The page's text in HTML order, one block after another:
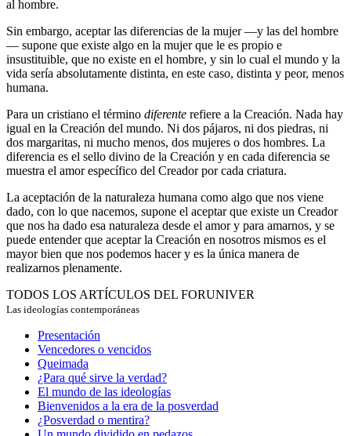
al hombre.
Sin embargo, aceptar las diferencias de la mujer —y las del hombre
— supone que existe algo en la mujer que le es propio e
insustituible, que no existe en el hombre, y sin lo cual el mundo y la
vida sería absolutamente distinta, en este caso, distinta y peor, menos
humana.
Para un cristiano el término diferente refiere a la Creación. Nada hay
igual en la Creación del mundo. Ni dos pájaros, ni dos piedras, ni
dos margaritas, ni mucho menos, dos mujeres o dos hombres. La
diferencia es el sello divino de la Creación y en cada diferencia se
muestra el amor específico del Creador por cada criatura.
La aceptación de la naturaleza humana como algo que nos viene
dado, con lo que nacemos, supone el aceptar que existe un Creador
que nos ha dado esa naturaleza desde el amor y para amarnos, y se
puede entender que aceptar la Creación en nosotros mismos es el
mayor bien que nos podemos hacer y es la única manera de
realizarnos plenamente.
TODOS LOS ARTÍCULOS DEL FORUNIVER
Las ideologías contemporáneas
Presentación
Vencedores o vencidos
Queimada
¿Para qué sirve la verdad?
El mundo de las ideologías
Bienvenidos a la era de la posverdad
¿Posverdad o mentira?